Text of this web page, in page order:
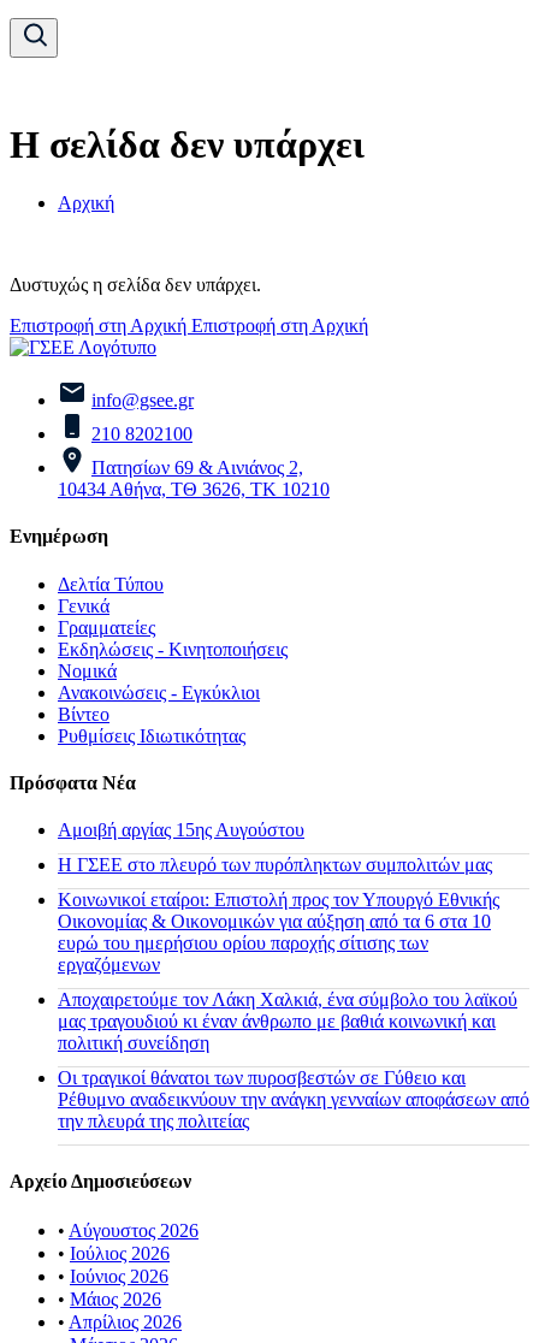
Η σελίδα δεν υπάρχει
Αρχική
Δυστυχώς η σελίδα δεν υπάρχει.
Επιστροφή στη Αρχική Επιστροφή στη Αρχική
info@gsee.gr
210 8202100
Πατησίων 69 & Αινιάνος 2,
10434 Αθήνα, ΤΘ 3626, ΤΚ 10210
Ενημέρωση
Δελτία Τύπου
Γενικά
Γραμματείες
Εκδηλώσεις - Κινητοποιήσεις
Νομικά
Ανακοινώσεις - Εγκύκλιοι
Βίντεο
Ρυθμίσεις Ιδιωτικότητας
Πρόσφατα Νέα
Αμοιβή αργίας 15ης Αυγούστου
H ΓΣΕΕ στο πλευρό των πυρόπληκτων συμπολιτών μας
Κοινωνικοί εταίροι: Επιστολή προς τον Υπουργό Εθνικής
Οικονομίας & Οικονομικών για αύξηση από τα 6 στα 10
ευρώ του ημερήσιου ορίου παροχής σίτισης των
εργαζόμενων
Αποχαιρετούμε τον Λάκη Χαλκιά, ένα σύμβολο του λαϊκού
μας τραγουδιού κι έναν άνθρωπο με βαθιά κοινωνική και
πολιτική συνείδηση
Οι τραγικοί θάνατοι των πυροσβεστών σε Γύθειο και
Ρέθυμνο αναδεικνύουν την ανάγκη γενναίων αποφάσεων από
την πλευρά της πολιτείας
Αρχείο Δημοσιεύσεων
• Αύγουστος 2026
• Ιούλιος 2026
• Ιούνιος 2026
• Μάιος 2026
• Απρίλιος 2026